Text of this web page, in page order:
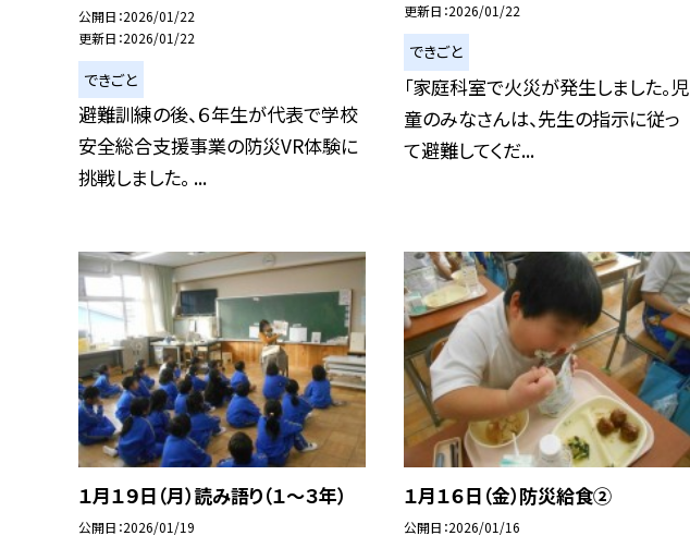
公開日 2026/01/22
更新日 2026/01/22
できごと
避難訓練の後、６年生が代表で学校
安全総合支援事業の防災VR体験に
挑戦しました。 ...
更新日 2026/01/22
できごと
「家庭科室で火災が発生しました。児
童のみなさんは、先生の指示に従っ
て避難してくだ...
１月１９日（月）読み語り（１～３年）
公開日 2026/01/19
１月１６日（金）防災給食②
公開日 2026/01/16